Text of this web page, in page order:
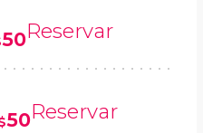
50Reservar
50Reservar